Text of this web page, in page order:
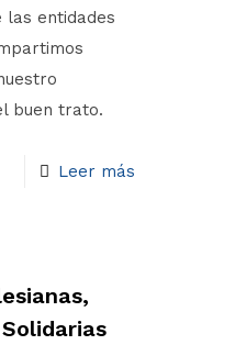
las entidades
buen trato.
Leer más